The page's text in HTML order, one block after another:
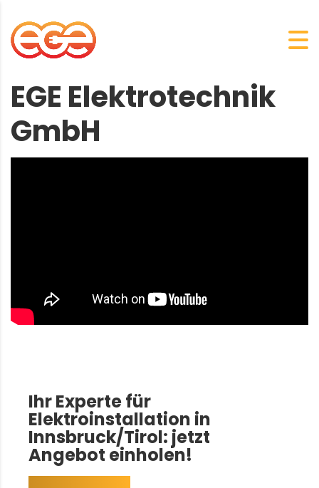
EGE Elektrotechnik
GmbH
Ihr Experte für
Elektroinstallation in
Innsbruck/Tirol: jetzt
Angebot einholen!